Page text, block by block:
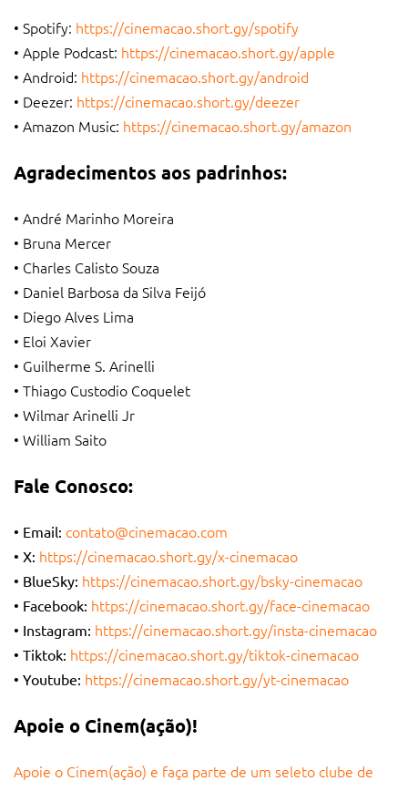
• Spotify: https://cinemacao.short.gy/spotify
• Apple Podcast: https://cinemacao.short.gy/apple
• Android: https://cinemacao.short.gy/android
• Deezer: https://cinemacao.short.gy/deezer
• Amazon Music: https://cinemacao.short.gy/amazon
Agradecimentos aos padrinhos:
• André Marinho Moreira
• Bruna Mercer
• Charles Calisto Souza
• Daniel Barbosa da Silva Feijó
• Diego Alves Lima
• Eloi Xavier
• Guilherme S. Arinelli
• Thiago Custodio Coquelet
• Wilmar Arinelli Jr
• William Saito
Fale Conosco:
• Email: contato@cinemacao.com
• X: https://cinemacao.short.gy/x-cinemacao
• BlueSky: https://cinemacao.short.gy/bsky-cinemacao
• Facebook: https://cinemacao.short.gy/face-cinemacao
• Instagram: https://cinemacao.short.gy/insta-cinemacao
• Tiktok: https://cinemacao.short.gy/tiktok-cinemacao
• Youtube: https://cinemacao.short.gy/yt-cinemacao
Apoie o Cinem(ação)!
Apoie o Cinem(ação) e faça parte de um seleto clube de